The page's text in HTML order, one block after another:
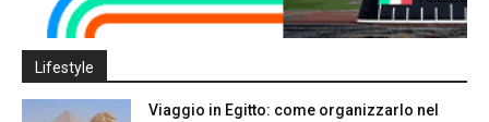
Lifestyle
Viaggio in Egitto: come organizzarlo nel